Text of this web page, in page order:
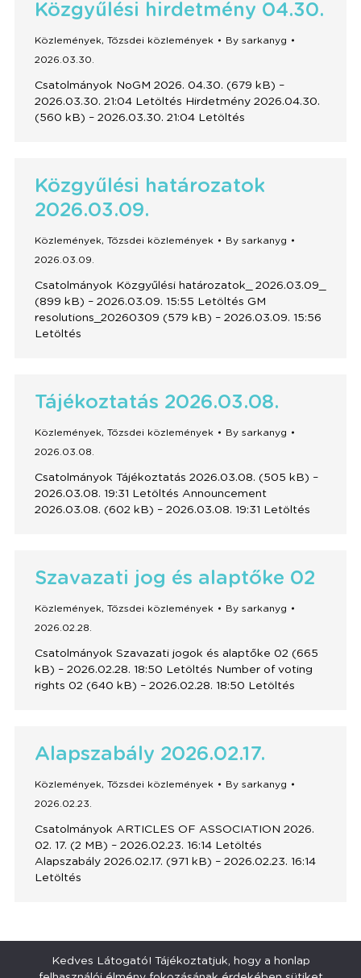
Közgyűlési hirdetmény 04.30.
Közlemények, Tőzsdei közlemények By sarkanyg
2026.03.30.
Csatolmányok NoGM 2026. 04.30. (679 kB) –
2026.03.30. 21:04 Letöltés Hirdetmény 2026.04.30.
(560 kB) – 2026.03.30. 21:04 Letöltés
Közgyűlési határozatok
2026.03.09.
Közlemények, Tőzsdei közlemények By sarkanyg
2026.03.09.
Csatolmányok Közgyűlési határozatok_ 2026.03.09_
(899 kB) – 2026.03.09. 15:55 Letöltés GM
resolutions_20260309 (579 kB) – 2026.03.09. 15:56
Letöltés
Tájékoztatás 2026.03.08.
Közlemények, Tőzsdei közlemények By sarkanyg
2026.03.08.
Csatolmányok Tájékoztatás 2026.03.08. (505 kB) –
2026.03.08. 19:31 Letöltés Announcement
2026.03.08. (602 kB) – 2026.03.08. 19:31 Letöltés
Szavazati jog és alaptőke 02
Közlemények, Tőzsdei közlemények By sarkanyg
2026.02.28.
Csatolmányok Szavazati jogok és alaptőke 02 (665
kB) – 2026.02.28. 18:50 Letöltés Number of voting
rights 02 (640 kB) – 2026.02.28. 18:50 Letöltés
Alapszabály 2026.02.17.
Közlemények, Tőzsdei közlemények By sarkanyg
2026.02.23.
Csatolmányok ARTICLES OF ASSOCIATION 2026.
02. 17. (2 MB) – 2026.02.23. 16:14 Letöltés
Alapszabály 2026.02.17. (971 kB) – 2026.02.23. 16:14
Letöltés
1 2 3 4 5 … 22
Kedves Látogató! Tájékoztatjuk, hogy a honlap